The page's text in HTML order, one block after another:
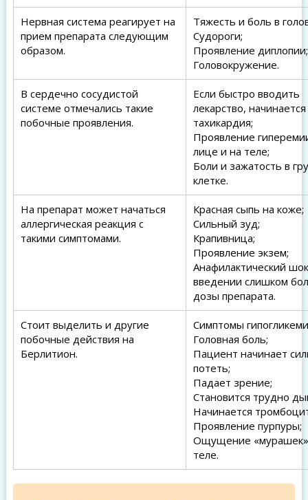
Нервная система реагирует на
прием препарата следующим
образом.
Тяжесть и боль в
Судороги;
Проявление диплопии;
Головокружение.
В сердечно сосудистой
системе отмечались такие
побочные проявления.
Если быстро вводить
лекарство,
тахикардия;
Проявление
лице и на теле;
Боли и зажатость в
клетке.
На препарат может начаться
аллергическая реакция с
такими симптомами.
Красная сыпь на коже;
Сильный зуд;
Крапивница;
Проявление экзем;
Анафилактический
введении слишком
дозы препарата.
Стоит выделить и другие
побочные действия на
Берлитион.
Симптомы
Головная боль;
Пациент начинает
потеть;
Падает зрение;
Становится трудно
Начинается
Проявление пурпуры;
Ощущение
теле.